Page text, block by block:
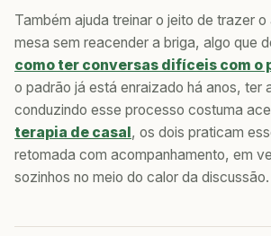
Também ajuda treinar o jeito de trazer
mesa sem reacender a briga, algo que
como ter conversas difíceis com o
o padrão já está enraizado há anos, ter
conduzindo esse processo costuma
terapia de casal , os dois praticam
retomada com acompanhamento, em
sozinhos no meio do calor da discussão.